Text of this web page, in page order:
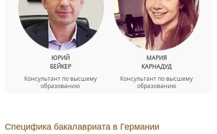
ЮРИЙ
БЕЙКЕР
Консультант по высшему
образованию
МАРИЯ
КАРНАДУД
Консультант по высшему
образованию
Специфика бакалавриата в Германии